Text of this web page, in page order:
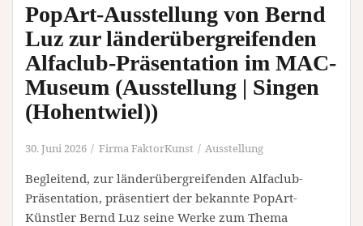
PopArt-Ausstellung von Bernd
Luz zur länderübergreifenden
Alfaclub-Präsentation im MAC-
Museum (Ausstellung | Singen
(Hohentwiel))
30. Juni 2026 Firma FaktorKunst Ausstellung
Begleitend, zur länderübergreifenden Alfaclub-
Präsentation, präsentiert der bekannte PopArt-
Künstler Bernd Luz seine Werke zum Thema